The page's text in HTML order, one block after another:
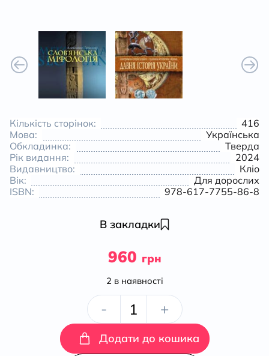
Кількість сторінок:
416
Мова:
Українська
Обкладинка:
Тверда
Рік видання:
2024
Видавництво:
Кліо
Вік:
Для дорослих
ISBN:
978-617-7755-86-8
В закладки
960 грн
2 в наявності
-
Слов’янська
міфологія
+
Додати до кошика